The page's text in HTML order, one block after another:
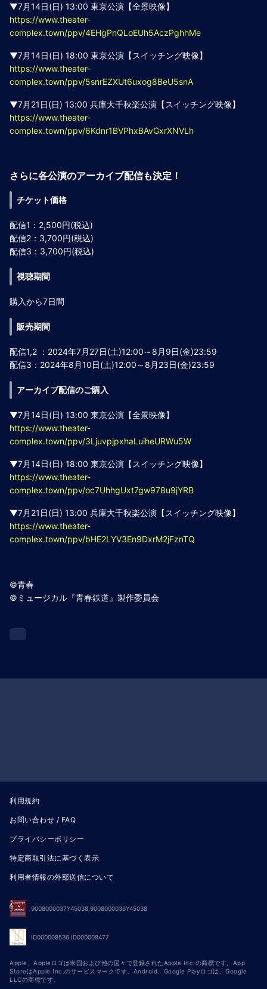
▼7月14日(日) 13:00 東京公演【全景映像】
https://www.theater-
complex.town/ppv/4EHgPnQLoEUh5AczPghhMe
▼7月14日(日) 18:00 東京公演【スイッチング映像】
https://www.theater-
complex.town/ppv/5snrEZXUt6uxog8BeU5snA
▼7月21日(日) 13:00 兵庫大千秋楽公演【スイッチング映像】
https://www.theater-
complex.town/ppv/6Kdnr1BVPhxBAvGxrXNVLh
さらに各公演のアーカイブ配信も決定！
チケット価格
配信1：2,500円(税込)
配信2：3,700円(税込)
配信3：3,700円(税込)
視聴期間
購入から7日間
販売期間
配信1,2 ：2024年7月27日(土)12:00～8月9日(金)23:59
配信3：2024年8月10日(土)12:00～8月23日(金)23:59
アーカイブ配信のご購入
▼7月14日(日) 13:00 東京公演【全景映像】
https://www.theater-
complex.town/ppv/3LjuvpjpxhaLuiheURWu5W
▼7月14日(日) 18:00 東京公演【スイッチング映像】
https://www.theater-
complex.town/ppv/oc7UhhgUxt7gw978u9jYRB
▼7月21日(日) 13:00 兵庫大千秋楽公演【スイッチング映像】
https://www.theater-
complex.town/ppv/bHE2LYV3En9DxrM2jFznTQ
©青春
©ミュージカル『青春鉄道』製作委員会
利用規約
お問い合わせ / FAQ
プライバシーポリシー
特定商取引法に基づく表示
利用者情報の外部送信について
9008000037Y45038,9008000036Y45038
ID000008536,ID000008477
Apple、Appleロゴは米国および他の国々で登録されたApple Inc.の商標です。App
StoreはApple Inc.のサービスマークです。Android、Google Playロゴは、Google
LLCの商標です。